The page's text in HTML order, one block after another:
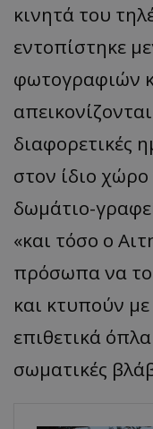
κινητά του
εντοπίστηκε
φωτογραφιών
διαφορετικές
στον ίδιο
δωμάτιο-
«και τόσο ο
πρόσωπα να
και κτυπούν
επιθετικά
σωματικές